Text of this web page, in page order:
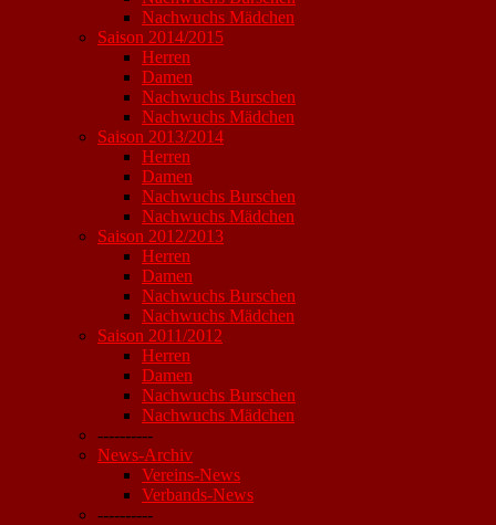
Nachwuchs Mädchen
Saison 2014/2015
Herren
Damen
Nachwuchs Burschen
Nachwuchs Mädchen
Saison 2013/2014
Herren
Damen
Nachwuchs Burschen
Nachwuchs Mädchen
Saison 2012/2013
Herren
Damen
Nachwuchs Burschen
Nachwuchs Mädchen
Saison 2011/2012
Herren
Damen
Nachwuchs Burschen
Nachwuchs Mädchen
----------
News-Archiv
Vereins-News
Verbands-News
----------